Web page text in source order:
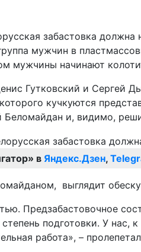
забастовка
мужчин в
мужчины начинают
Гутковский и Сергей
кучкуются
и, видимо,
в Яндекс.Дзен,
выглядит
Предзабастовочное
подготовки. У
работа», –